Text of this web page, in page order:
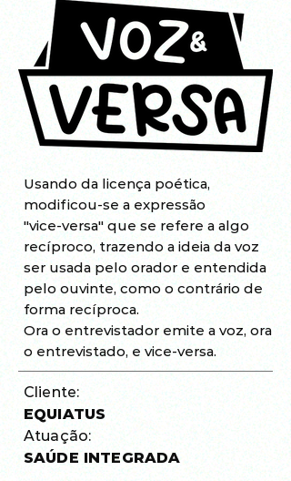
Usando da licença poética,
modificou-se a expressão
"vice-versa" que se refere a algo
recíproco, trazendo a ideia da voz
ser usada pelo orador e entendida
pelo ouvinte, como o contrário de
forma recíproca.
Ora o entrevistador emite a voz, ora
o entrevistado, e vice-versa.
Cliente:
EQUIATUS
Atuação:
SAÚDE INTEGRADA